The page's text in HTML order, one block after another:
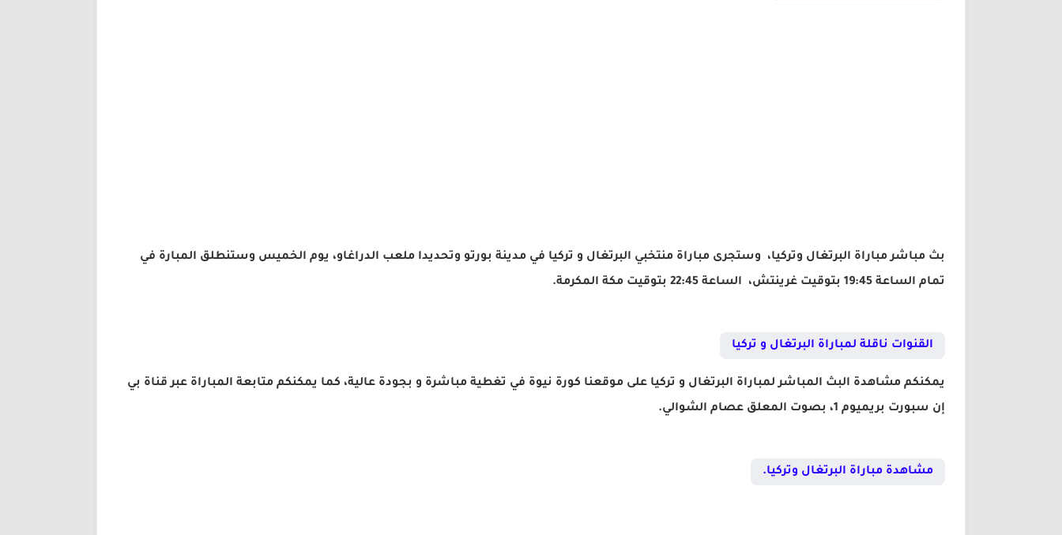
بث مباشر مباراة البرتغال وتركيا، وستجرى مباراة منتخبي البرتغال و تركيا في مدينة بورتو وتحديدا ملعب الدراغاو، يوم الخميس وستنطلق المبارة في
تمام الساعة 19:45 بتوقيت غرينتش، الساعة 22:45 بتوقيت مكة المكرمة.
القنوات ناقلة لمباراة البرتغال و تركيا
يمكنكم مشاهدة البث المباشر لمباراة البرتغال و تركيا على موقعنا كورة نيوة في تغطية مباشرة و بجودة عالية، كما يمكنكم متابعة المباراة عبر قناة بي
إن سبورت بريميوم 1، بصوت المعلق عصام الشوالي.
مشاهدة مباراة البرتغال وتركيا.